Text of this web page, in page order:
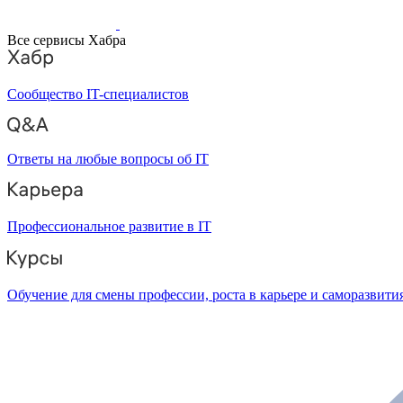
Все сервисы Хабра
Сообщество IT-специалистов
Ответы на любые вопросы об IT
Профессиональное развитие в IT
Обучение для смены профессии, роста в карьере и